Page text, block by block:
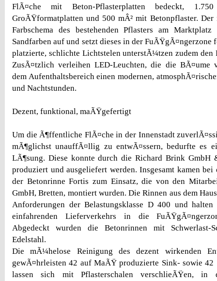
FlÃ¤che mit Beton-Pflasterplatten bedeckt,
GroÃŸformatplatten und 500 mÂ² mit Betonpflaster. Der
Farbschema des bestehenden Pflasters am
Sandfarben auf und setzt dieses in der FuÃŸgÃ¤ngerzone
platzierte, schlichte Lichtstelen unterstÃ¼tzen zudem den
ZusÃ¤tzlich verleihen LED-Leuchten, die die BÃ¤ume
dem Aufenthaltsbereich einen modernen,
und Nachtstunden.
Dezent, funktional, maÃŸgefertigt
Um die Ã¶ffentliche FlÃ¤che in der Innenstadt
mÃ¶glichst unauffÃ¤llig zu entwÃ¤ssern, bedurfte es
LÃ¶sung. Diese konnte durch die Richard Brink GmbH
produziert und ausgeliefert werden. Insgesamt kamen bei
der Betonrinne Fortis zum Einsatz, die von den
GmbH, Bretten, montiert wurden. Die Rinnen aus dem
Anforderungen der Belastungsklasse D 400 und
einfahrenden Lieferverkehrs in die
Abgedeckt wurden die Betonrinnen mit Schwerlast-
Edelstahl.
Die mÃ¼helose Reinigung des dezent wirkenden
gewÃ¤hrleisten 42 auf MaÃŸ produzierte Sink- sowie
lassen sich mit Pflasterschalen verschlieÃŸen, in